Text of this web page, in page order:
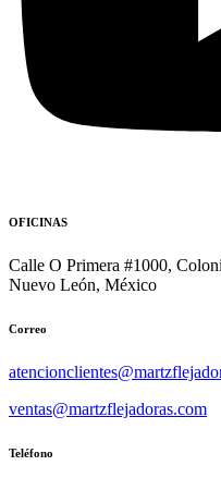
OFICINAS
Calle O Primera #1000,
Nuevo León, México
Correo
ventas@martzflejadoras.com
Teléfono